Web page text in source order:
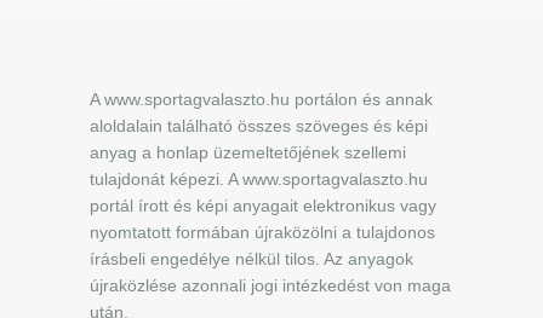
A www.sportagvalaszto.hu portálon és annak
aloldalain található összes szöveges és képi
anyag a honlap üzemeltetőjének szellemi
tulajdonát képezi. A www.sportagvalaszto.hu
portál írott és képi anyagait elektronikus vagy
nyomtatott formában újraközölni a tulajdonos
írásbeli engedélye nélkül tilos. Az anyagok
újraközlése azonnali jogi intézkedést von maga
után.